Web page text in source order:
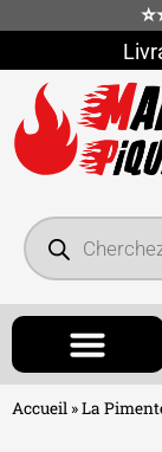
Accueil »La